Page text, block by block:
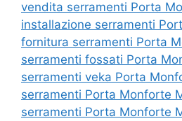
vendita serramenti Porta
installazione serramenti
fornitura serramenti Porta
serramenti fossati Porta
serramenti veka Porta
serramenti Porta Monforte
serramenti Porta Monforte